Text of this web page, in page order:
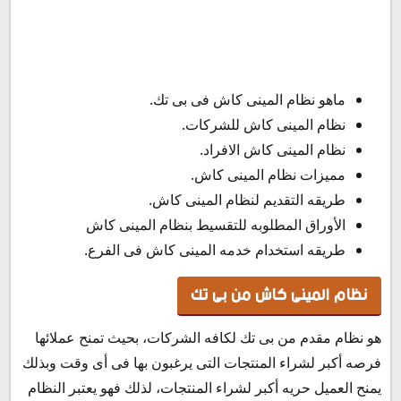
ماهو نظام المينى كاش فى بى تك.
نظام المينى كاش للشركات.
نظام المينى كاش الافراد.
مميزات نظام المينى كاش.
طريقه التقديم لنظام المينى كاش.
الأوراق المطلوبه للتقسيط بنظام المينى كاش
طريقه استخدام خدمه المينى كاش فى الفرع.
نظام المينى كاش من بى تك
هو نظام مقدم من بى تك لكافه الشركات، بحيث تمنح عملائها
فرصه أكبر لشراء المنتجات التى يرغبون بها فى أى وقت وبذلك
يمنح العميل حريه أكبر لشراء المنتجات، لذلك فهو يعتبر النظام